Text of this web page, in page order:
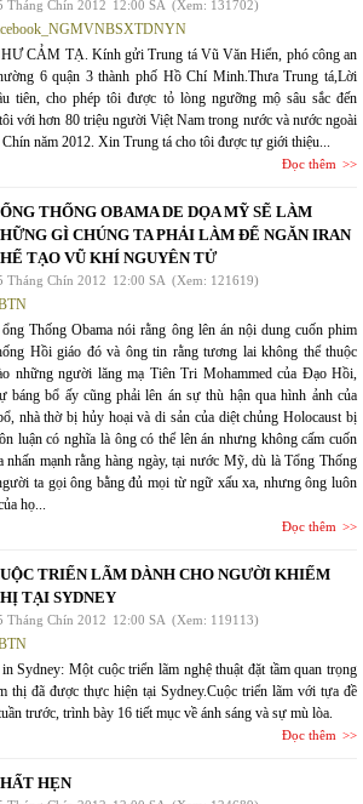
Tháng Chín 2012 12:00 SA (Xem: 131702)
CẢM TẠ. Kính gửi Trung tá Vũ Văn Hiển, phó công an
6 quận 3 thành phố Hồ Chí Minh.Thưa Trung tá,Lời
tiên, cho phép tôi được tỏ lòng ngưỡng mộ sâu sắc đến
với hơn 80 triệu người Việt Nam trong nước và nước ngoài
năm 2012. Xin Trung tá cho tôi được tự giới thiệu...
Đọc thêm
THỐNG OBAMA DE DỌA MỸ SẼ LÀM
GÌ CHÚNG TA PHẢI LÀM ĐỂ NGĂN IRAN
TẠO VŨ KHÍ NGUYÊN TỬ
Tháng Chín 2012 12:00 SA (Xem: 121619)
Thống Obama nói rằng ông lên án nội dung cuốn phim
Hồi giáo đó và ông tin rằng tương lai không thể thuộc
những người lăng mạ Tiên Tri Mohammed của Đạo Hồi,
báng bổ ấy cũng phải lên án sự thù hận qua hình ảnh của
nhà thờ bị hủy hoại và di sản của diệt chủng Holocaust bị
luận có nghĩa là ông có thể lên án nhưng không cấm cuốn
nhấn mạnh rằng hàng ngày, tại nước Mỹ, dù là Tổng Thống
ta gọi ông bằng đủ mọi từ ngữ xấu xa, nhưng ông luôn
họ...
Đọc thêm
TRIỂN LÃM DÀNH CHO NGƯỜI KHIẾM
TẠI SYDNEY
Tháng Chín 2012 12:00 SA (Xem: 119113)
Sydney: Một cuộc triển lãm nghệ thuật đặt tầm quan trọng
thị đã được thực hiện tại Sydney.Cuộc triển lãm với tựa đề
trước, trình bày 16 tiết mục về ánh sáng và sự mù lòa.
Đọc thêm
HẸN